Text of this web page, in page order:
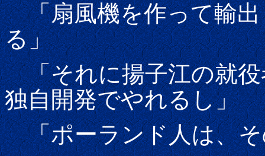
「扇風機を作って輸出
る」
「それに揚子江の就役
独自開発でやれるし」
「ポーランド人は、そ